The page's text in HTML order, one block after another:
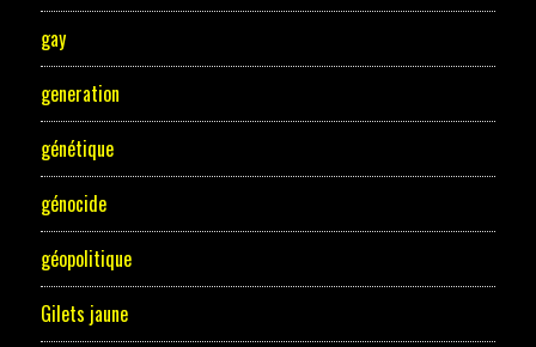
gay
generation
génétique
génocide
géopolitique
Gilets jaune